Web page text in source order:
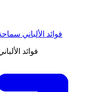
فوائد الألباني
فوائد الألباني {{392}} صحة حديث